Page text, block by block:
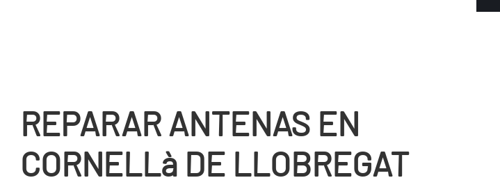
REPARAR ANTENAS EN
CORNELLà DE LLOBREGAT